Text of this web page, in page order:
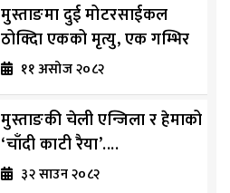
मुस्ताङमा दुई मोटरसाईकल
ठोक्दिा एकको मृत्यु, एक गम्भिर
११ असोज २०८२
मुस्ताङकी चेली एन्जिला र हेमाको
‘चाँदी काटी रैया’....
३२ साउन २०८२